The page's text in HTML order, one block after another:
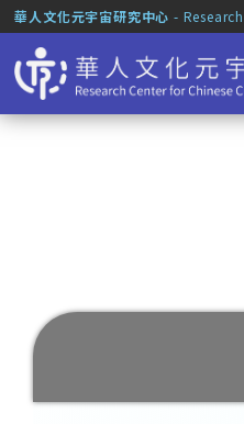
華人文化元宇宙研究中心 -